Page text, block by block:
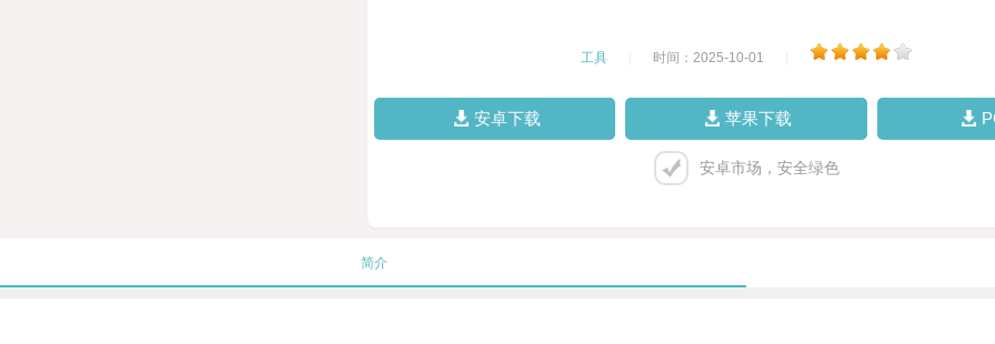
工具 时间：2025-10-01
安卓下载 苹果下载
安卓市场，安全绿色
简介